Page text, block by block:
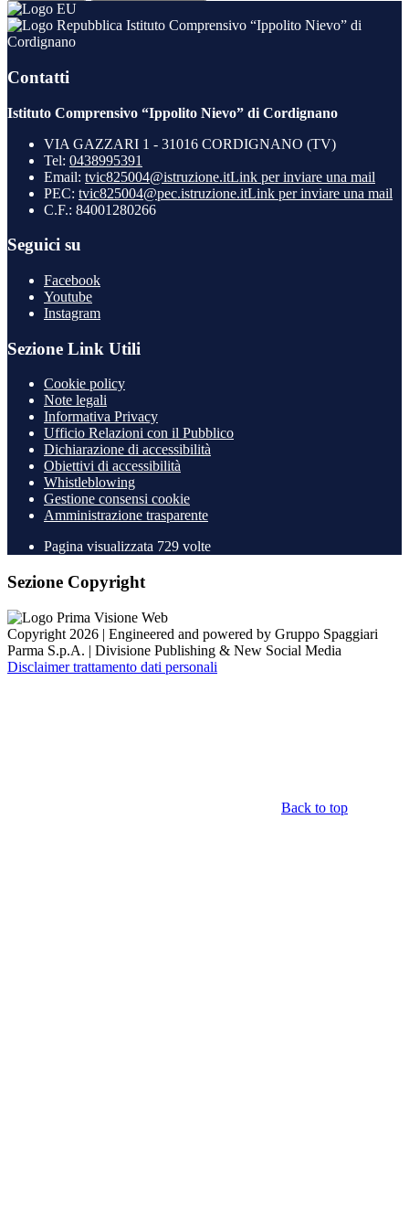
Istituto Comprensivo “Ippolito Nievo” di
Cordignano
Contatti
Istituto Comprensivo “Ippolito Nievo” di Cordignano
VIA GAZZARI 1 - 31016 CORDIGNANO (TV)
Tel: 0438995391
Email: tvic825004@istruzione.itLink per inviare una mail
PEC: tvic825004@pec.istruzione.itLink per inviare una mail
C.F.: 84001280266
Seguici su
Facebook
Youtube
Instagram
Sezione Link Utili
Cookie policy
Note legali
Informativa Privacy
Ufficio Relazioni con il Pubblico
Dichiarazione di accessibilità
Obiettivi di accessibilità
Whistleblowing
Gestione consensi cookie
Amministrazione trasparente
Pagina visualizzata 729 volte
Sezione Copyright
Copyright 2026 | Engineered and powered by Gruppo Spaggiari
Parma S.p.A. | Divisione Publishing & New Social Media
Disclaimer trattamento dati personali
Back to top